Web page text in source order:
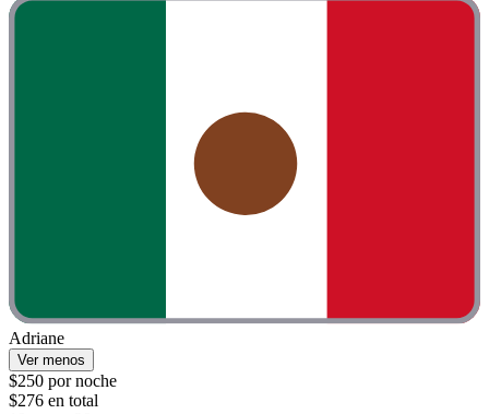
Adriane
Ver menos
$250 por noche
$276 en total